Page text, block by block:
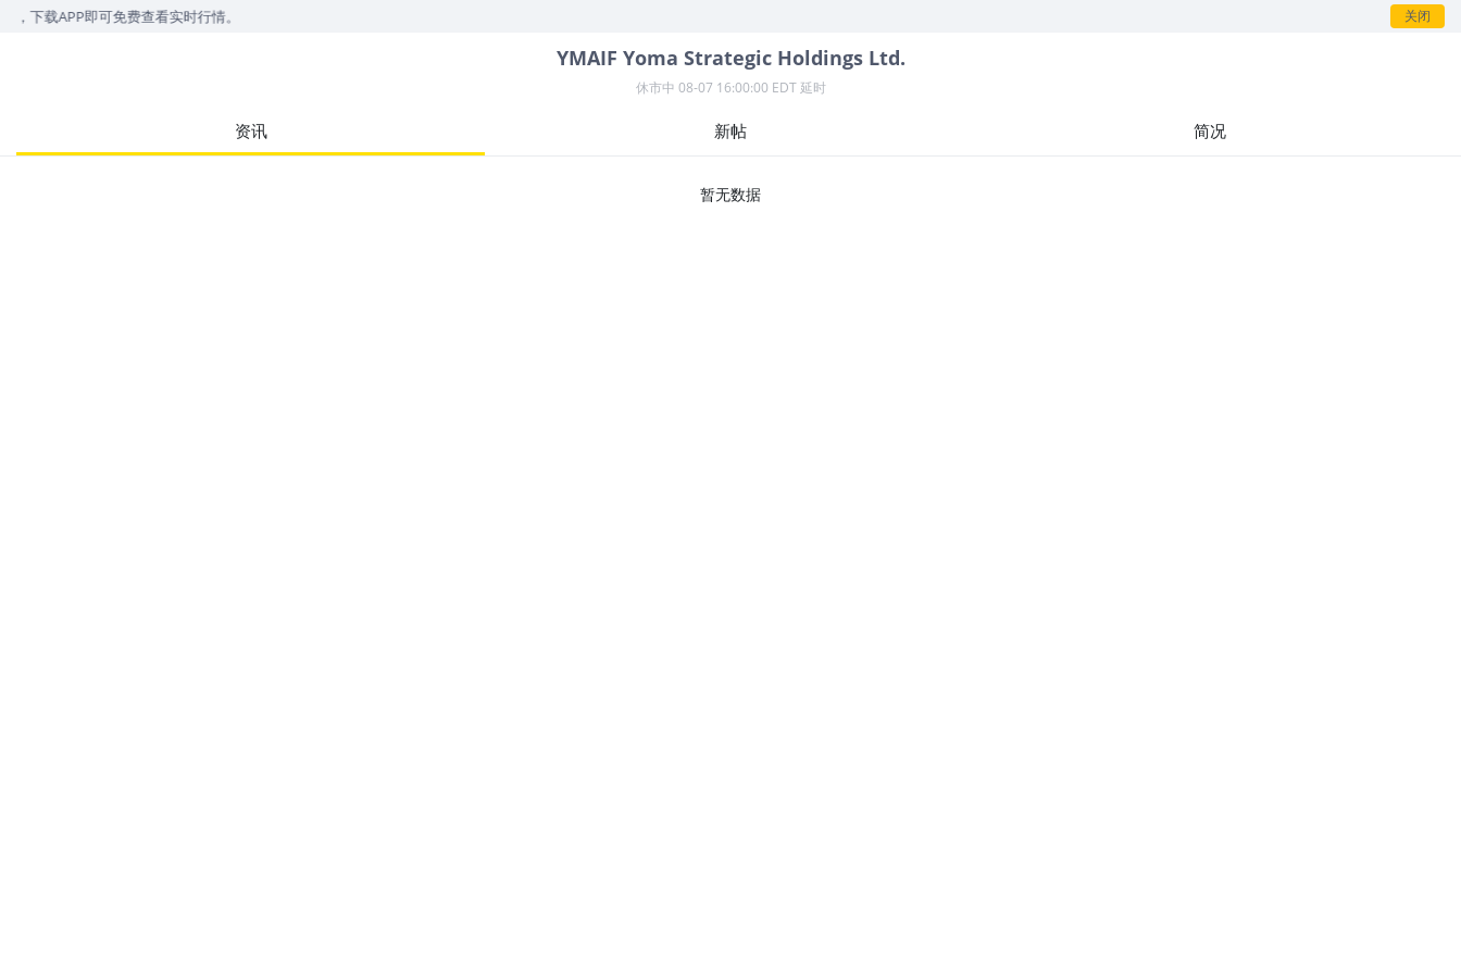
载APP即可免费查看实时行情。 关闭
YMAIF Yoma Strategic Holdings Ltd.
休市中 08-07 16:00:00 EDT 延时
资讯 新帖 简况
暂无数据